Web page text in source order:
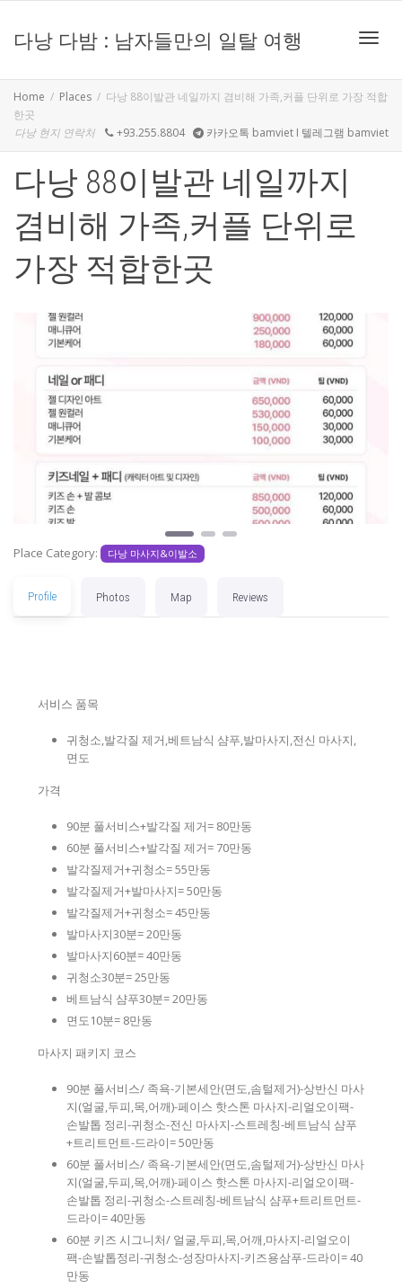
다낭 다밤 : 남자들만의 일탈 여행
Home Places
다낭 88이발관 네일까지 겸비해 가족,커플 단위로 가장 적합
한곳
다낭 현지 연락처
+93.255.8804 카카오톡 bamviet I 텔레그램 bamviet
다낭 88이발관 네일까지
겸비해 가족,커플 단위로
가장 적합한곳
Previous
Place Category: 다낭 마사지&이발소
Profile Photos Map Reviews
서비스 품목
귀청소,발각질 제거,베트남식 샴푸,발마사지,전신 마사지,
면도
가격
90분 풀서비스+발각질 제거= 80만동
60분 풀서비스+발각질 제거= 70만동
발각질제거+귀청소= 55만동
발각질제거+발마사지= 50만동
발각질제거+귀청소= 45만동
발마사지30분= 20만동
발마사지60분= 40만동
귀청소30분= 25만동
베트남식 샴푸30분= 20만동
면도10분= 8만동
마사지 패키지 코스
90분 풀서비스/ 족욕-기본세안(면도,솜털제거)-상반신 마사
지(얼굴,두피,목,어깨)-페이스 핫스톤 마사지-리얼오이팩-
손발톱 정리-귀청소-전신 마사지-스트레칭-베트남식 샴푸
+트리트먼트-드라이= 50만동
60분 풀서비스/ 족욕-기본세안(면도,솜털제거)-상반신 마사
지(얼굴,두피,목,어깨)-페이스 핫스톤 마사지-리얼오이팩-
손발톱 정리-귀청소-스트레칭-베트남식 샴푸+트리트먼트-
드라이= 40만동
60분 키즈 시그니처/ 얼굴,두피,목,어깨,마사지-리얼오이
팩-손발톱정리-귀청소-성장마사지-키즈용삼푸-드라이= 40
만동